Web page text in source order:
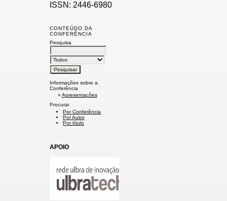
ISSN: 2446-6980
CONTEÚDO DA
CONFERÊNCIA
Pesquisa
Informações sobre a
Conferência
» Apresentações
Procurar
Por Conferência
Por Autor
Por título
APOIO